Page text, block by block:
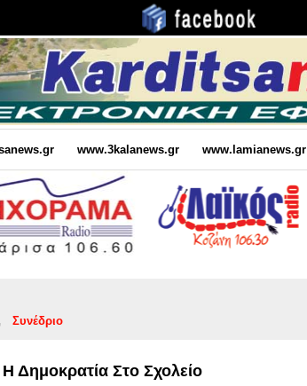
www.3kalanews.gr www.lamianews.gr
Συνέδριο
Δημοκρατία Στο Σχολείο